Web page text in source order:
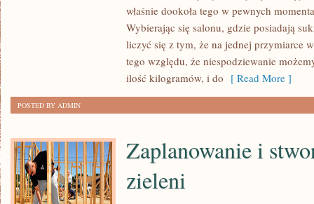
właśnie dookoła tego w pewnych
Wybierając się salonu, gdzie posiadają
liczyć się z tym, że na jednej przymiarce
tego względu, że niespodziewanie
ilość kilogramów, i do [ Read More ]
POSTED BY ADMIN
Zaplanowanie i
zieleni